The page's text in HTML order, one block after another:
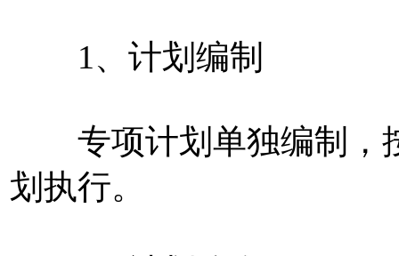
1、计划编制
专项计划单独编制，
划执行。